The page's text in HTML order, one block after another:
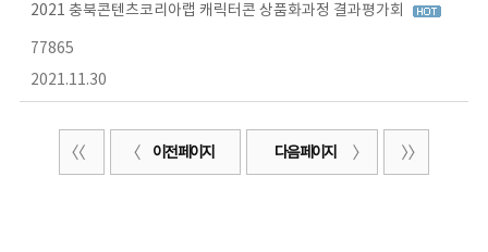
2021 충북콘텐츠코리아랩 캐릭터콘 상품화과정 결과평가회
77865
2021.11.30
이전 페이지 다음 페이지